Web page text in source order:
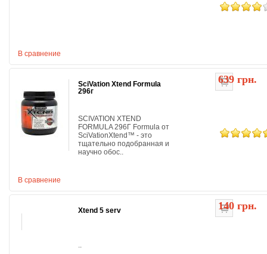
В сравнение
639 грн.
В сравнение
SciVation Xtend Formula
296г
SCIVATION XTEND
FORMULA 296Г Formula от
SciVationXtend™ - это
тщательно подобранная и
научно обос..
140 грн.
Xtend 5 serv
..